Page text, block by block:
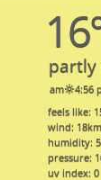
partly
4:56
feels like:
wind: 18
humidity:
pressure:
uv index: 0